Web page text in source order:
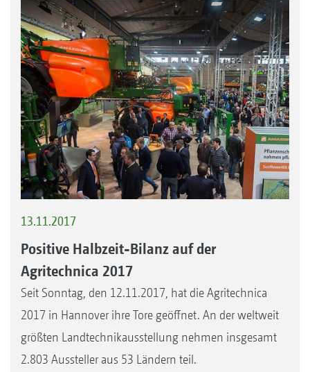
13.11.2017
Positive Halbzeit-Bilanz auf der
Agritechnica 2017
Seit Sonntag, den 12.11.2017, hat die Agritechnica
2017 in Hannover ihre Tore geöffnet. An der weltweit
größten Landtechnikausstellung nehmen insgesamt
2.803 Aussteller aus 53 Ländern teil.